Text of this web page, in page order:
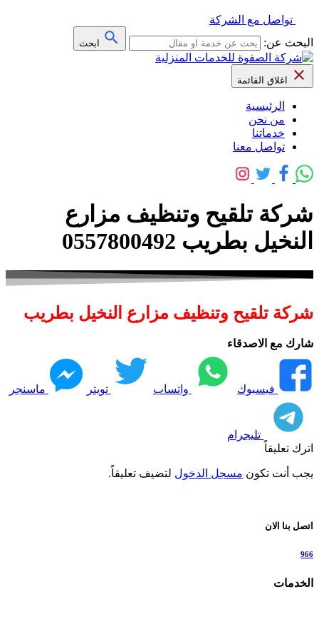
تواصل مع الشركة
البحث عن:
ابحث
اغلاق القائمة
الرئيسية
من نحن
خدماتنا
تواصل معنا
شركة تلقيح وتنظيف مزارع
النخيل بطريب 0557800492
شركة تلقيح وتنظيف مزارع النخيل بطريب
شارك مع الاصدقاء
فيسبوك واتساب تويتر ماسنجر
تليجرام
اترك تعليقاً
يجب أنت تكون مسجل الدخول لتضيف تعليقاً.
اتصل بنا الان
966
الخدمات